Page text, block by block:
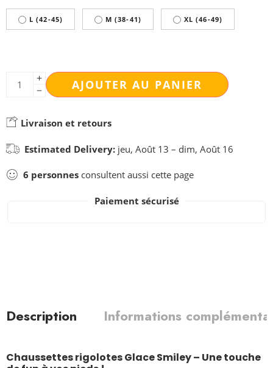
L (42-45) M (38-41) XL (46-49)
AJOUTER AU PANIER
Livraison et retours
Estimated Delivery: jeu, Août 13 – dim, Août 16
6 personnes consultent aussi cette page
Paiement sécurisé
Description Informations
Chaussettes rigolotes Glace Smiley – Une touche